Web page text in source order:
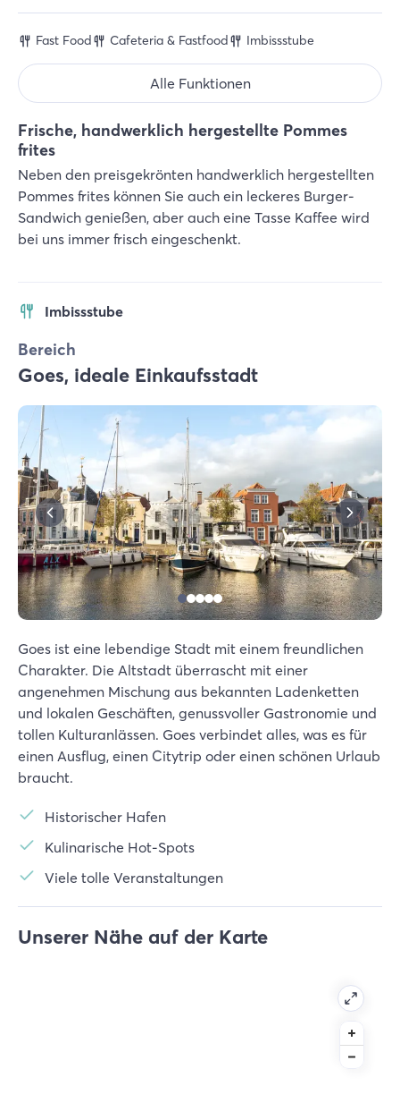
Frische, handwerklich hergestellte Pommes
frites
Neben den preisgekrönten handwerklich hergestellten
Pommes frites können Sie auch ein leckeres Burger-
Sandwich genießen, aber auch eine Tasse Kaffee wird
bei uns immer frisch eingeschenkt.
Imbissstube
Fast Food Cafeteria & Fastfood Imbissstube
Alle Funktionen
Bereich
Goes, ideale Einkaufsstadt
Goes ist eine lebendige Stadt mit einem freundlichen
Charakter. Die Altstadt überrascht mit einer
angenehmen Mischung aus bekannten Ladenketten
und lokalen Geschäften, genussvoller Gastronomie und
tollen Kulturanlässen. Goes verbindet alles, was es für
einen Ausflug, einen Citytrip oder einen schönen Urlaub
braucht.
Historischer Hafen
Kulinarische Hot-Spots
Viele tolle Veranstaltungen
Unserer Nähe auf der Karte